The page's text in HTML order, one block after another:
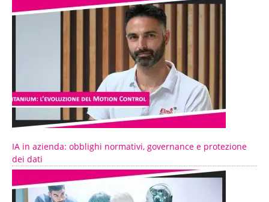
IA in azienda: obblighi normativi, governance e protezione
dei dati